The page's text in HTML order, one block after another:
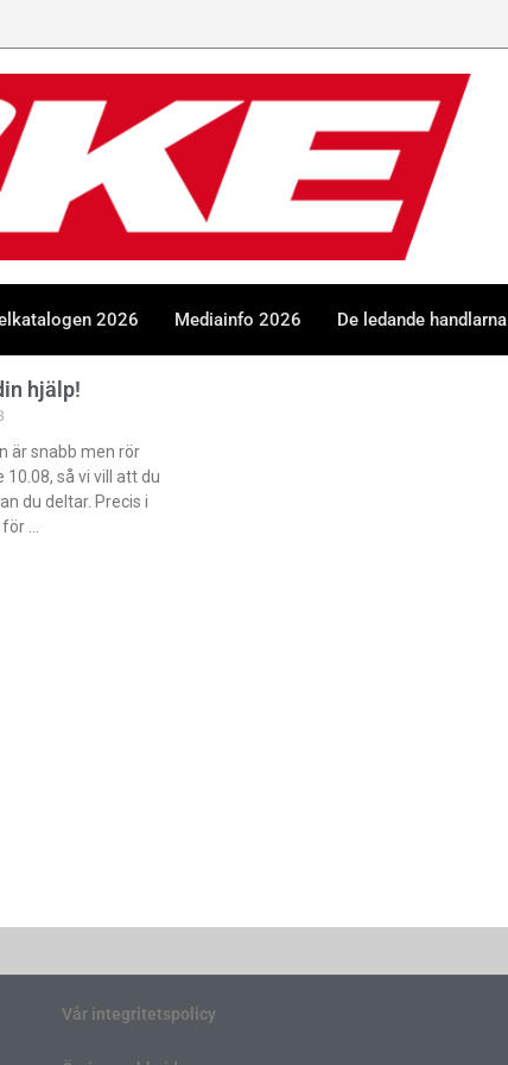
2026 Mediainfo 2026 De ledande handlarna
hjälp!
är snabb men rör
så vi vill att du
du deltar. Precis i
för
Vår integritetspolicy